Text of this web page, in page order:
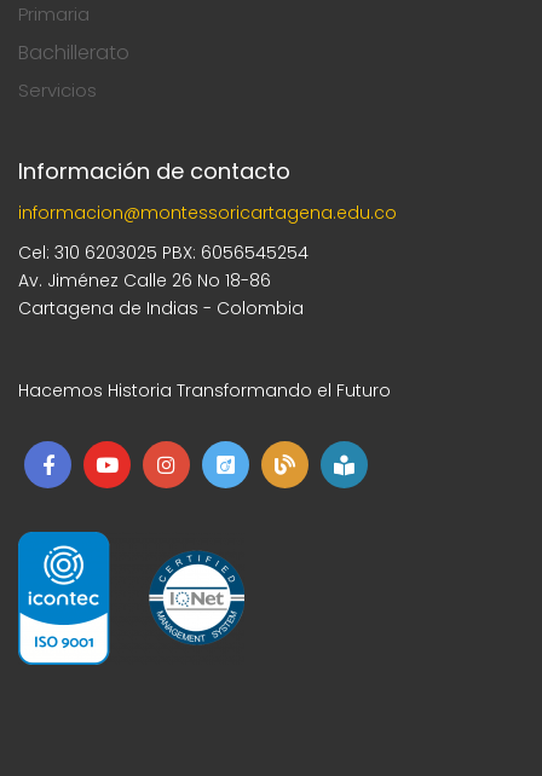
Primaria
Bachillerato
Servicios
Información de contacto
informacion@montessoricartagena.edu.co
Cel: 310 6203025 PBX: 6056545254
Av. Jiménez Calle 26 No 18-86
Cartagena de Indias - Colombia
Hacemos Historia Transformando el Futuro